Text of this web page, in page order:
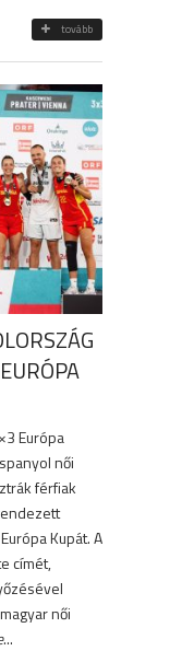
tovább
Európa
női
férfiak
Kupát. A
címét,
női
...